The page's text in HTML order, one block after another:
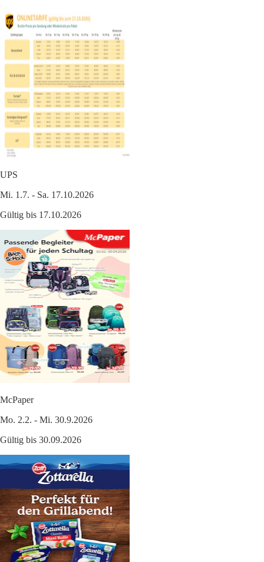
UPS
Mi. 1.7. - Sa. 17.10.2026
Gültig bis 17.10.2026
McPaper
Mo. 2.2. - Mi. 30.9.2026
Gültig bis 30.09.2026